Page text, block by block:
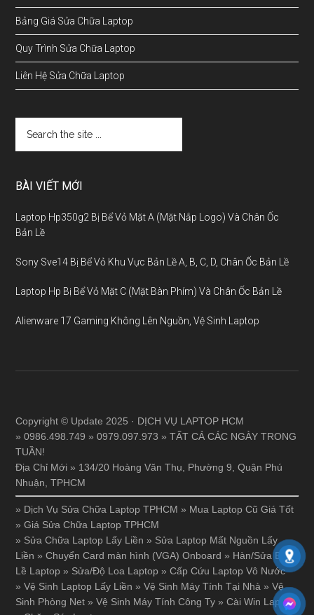
Bảng Giá Sửa Chữa Laptop
Quy Trình Sửa Chữa Laptop
Liên Hệ Sửa Chữa Laptop
BÀI VIẾT MỚI
Laptop Hp350g2 Bị Bể Vỏ Mặt A (Mặt Nắp Logo) Và Chân Ốc
Bản Lề
Sony Sve14 Bị Bể Vỏ Khu Vực Bản Lề A, B, C, D, Chân Ốc Bản Lề
Laptop Hp Bị Bể Vỏ Mặt C (Mặt Bàn Phím) Và Chân Ốc Bản Lề
Alienware 17 Gaming Không Lên Nguồn, Vệ Sinh Laptop
Copyright © Update 2025 · DỊCH VỤ LAPTOP HCM
» 0986.498.749 » 0979.097.973 » TẤT CẢ CÁC NGÀY TRONG
TUẦN!
Địa Chỉ Mới » 134/20 Hoàng Văn Thụ, Phường 9, Quận Phú
Nhuận, TPHCM
» Dịch Vụ Sửa Chữa Laptop TPHCM » Mua Laptop Cũ Giá Tốt
»Giá Sửa Chữa Laptop TPHCM
» Sửa Chữa Laptop Lấy Liền » Sửa Laptop Mất Nguồn Lấy
Liền »Chuyển Card màn hình (VGA) Onboard » Hàn/Sửa Bản
Lề Laptop » Sửa/Độ Loa Laptop »Cấp Cứu Laptop Vô Nước
»Vệ Sinh Laptop Lấy Liền »Vệ Sinh Máy Tính Tại Nhà »Vệ
Sinh Phòng Net »Vệ Sinh Máy Tính Công Ty »Cài Win Laptop